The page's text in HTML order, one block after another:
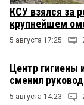
КСУ взялся за
крупнейшем
5 августа 17:25
Центр гигиены
сменил
5 августа 14:23